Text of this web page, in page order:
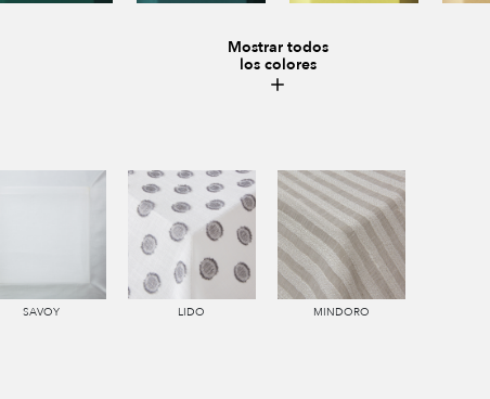
Mostrar todos
los colores
SAVOY LIDO MINDORO